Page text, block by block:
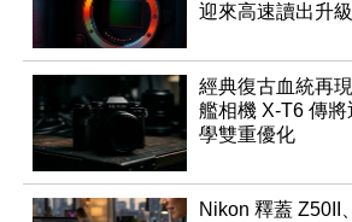
迎來高速讀出升級
經典復古血統再
艦相機 X-T6 傳
學雙重優化
Nikon 釋蓋 Z50II